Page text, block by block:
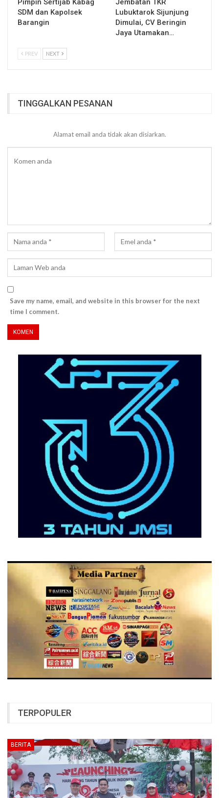
Pimpin Sertijab Kabag
SDM dan Kapolsek
Barangin
Jembatan TKR
Lubuktarok Sijunjung
Dimulai, CV Beringin
Jaya Utamakan…
PREV NEXT
TINGGALKAN PESANAN
Alamat email anda tidak akan disiarkan.
Save my name, email, and website in this browser for the next
time I comment.
TERPOPULER
BERITA